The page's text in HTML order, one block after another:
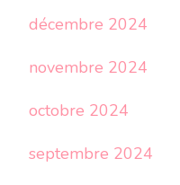
décembre 2024
novembre 2024
octobre 2024
septembre 2024